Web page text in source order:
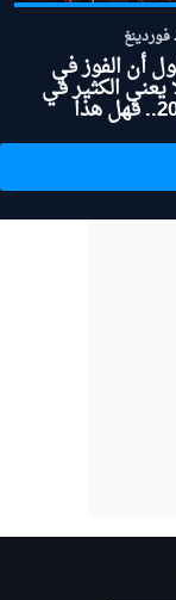
أن الفوز في
يعني الكثير في
موسم 2026.. فهل هذا